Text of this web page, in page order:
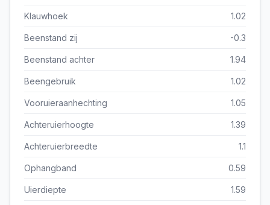
Klauwhoek 1.02
Beenstand zij -0.3
Beenstand achter 1.94
Beengebruik 1.02
Vooruieraanhechting 1.05
Achteruierhoogte 1.39
Achteruierbreedte 1.1
Ophangband 0.59
Uierdiepte 1.59